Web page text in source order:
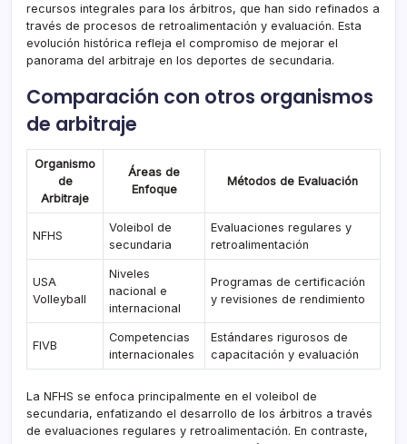
recursos integrales para los árbitros, que han sido refinados a
través de procesos de retroalimentación y evaluación. Esta
evolución histórica refleja el compromiso de mejorar el
panorama del arbitraje en los deportes de secundaria.
Comparación con otros organismos
de arbitraje
Organismo
de
Arbitraje
Áreas de
Enfoque
Métodos de Evaluación
NFHS
Voleibol de
secundaria
Evaluaciones regulares y
retroalimentación
USA
Volleyball
Niveles
nacional e
internacional
Programas de certificación
y revisiones de rendimiento
FIVB
Competencias
internacionales
Estándares rigurosos de
capacitación y evaluación
La NFHS se enfoca principalmente en el voleibol de
secundaria, enfatizando el desarrollo de los árbitros a través
de evaluaciones regulares y retroalimentación. En contraste,